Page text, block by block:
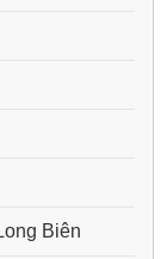
Biên